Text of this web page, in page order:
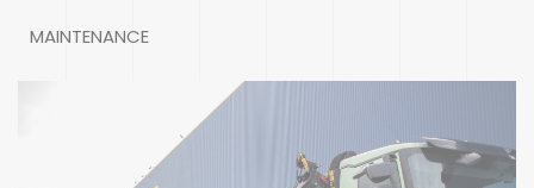
MAINTENANCE